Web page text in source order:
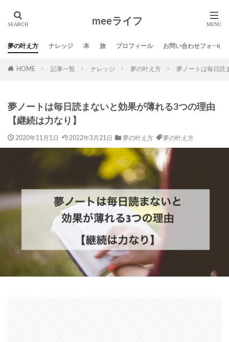
meeライフ
夢の叶え方 ナレッジ 本 旅 プロフィール お問い合わせフォーム
HOME 記事一覧 ナレッジ 夢の叶え方 夢ノートは毎日読
夢ノートは毎日読まないと効果が薄れる3つの理由
【継続は力なり】
2020年11月1日 2022年3月21日 夢の叶え方 夢の叶え方
タグ
DMM英会話 SNS
スポンサー ブログ ミニマリスト ライフ
夢の叶え方 応援 方法 旅 本